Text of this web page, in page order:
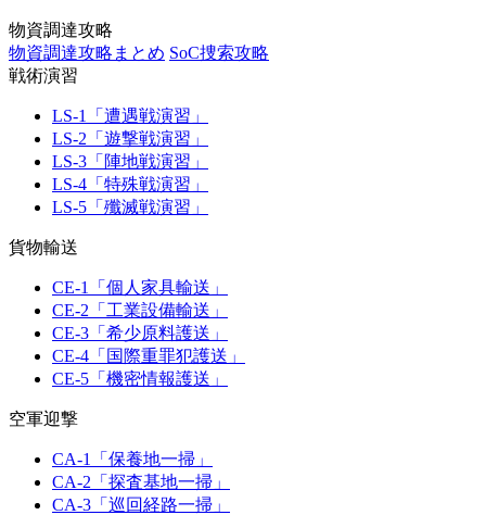
物資調達攻略
物資調達攻略まとめ SoC捜索攻略
戦術演習
LS-1「遭遇戦演習」
LS-2「遊撃戦演習」
LS-3「陣地戦演習」
LS-4「特殊戦演習」
LS-5「殲滅戦演習」
貨物輸送
CE-1「個人家具輸送」
CE-2「工業設備輸送」
CE-3「希少原料護送」
CE-4「国際重罪犯護送」
CE-5「機密情報護送」
空軍迎撃
CA-1「保養地一掃」
CA-2「探査基地一掃」
CA-3「巡回経路一掃」